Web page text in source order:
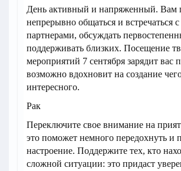
День активный и напряженный. Вам
непрерывно общаться и встречаться
партнерами, обсуждать
поддерживать близких. Посещение
мероприятий 7 сентября зарядит вас
возможно вдохновит на создание
интересного.
Рак
Переключите свое внимание на
это поможет немного передохнуть и
настроение. Поддержите тех, кто
сложной ситуации: это придаст